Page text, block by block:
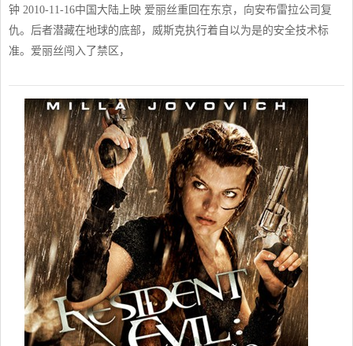
钟 2010-11-16中国大陆上映 爱丽丝重回在东京，向安布雷拉公司复
仇。后者潜藏在地球的底部，威斯克执行着自以为是的安全技术标
准。爱丽丝闯入了禁区，